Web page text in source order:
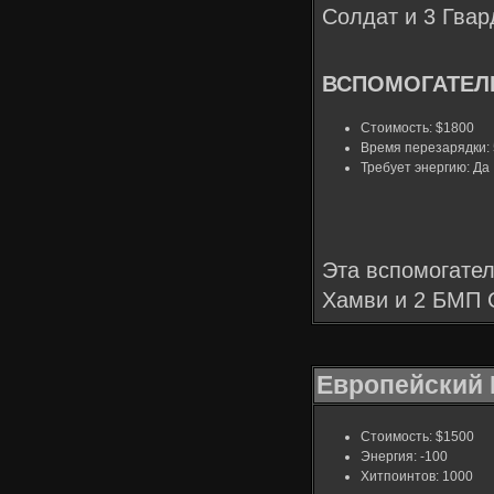
Солдат и 3
Стоимость: $1800
Время перезарядки:
Требует энергию: Да
Эта
Хамви и 2 БМП
Стоимость: $1500
Энергия: -100
Хитпоинтов: 1000